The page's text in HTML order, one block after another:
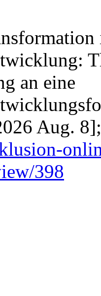
an eine
Aug.
398